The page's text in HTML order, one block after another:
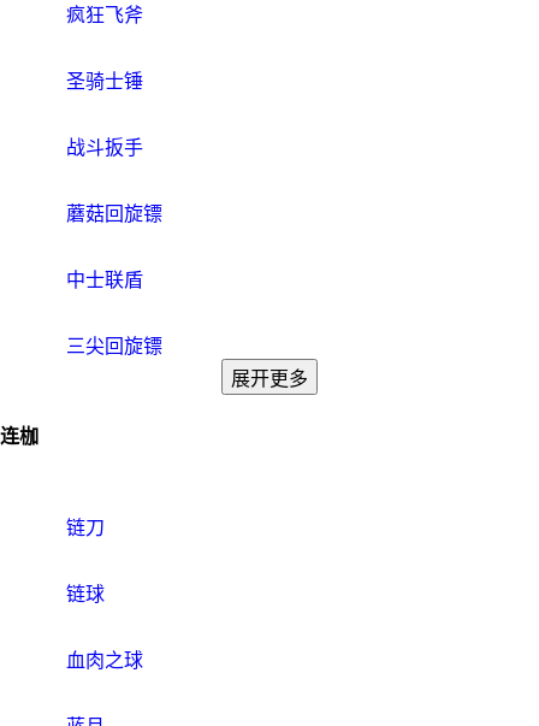
疯狂飞斧
圣骑士锤
战斗扳手
蘑菇回旋镖
中士联盾
三尖回旋镖
展开更多
连枷
链刀
链球
血肉之球